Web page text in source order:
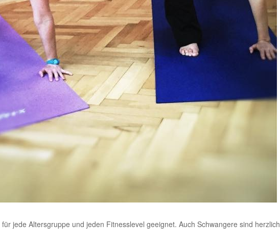
jede Altersgruppe und jeden Fitnesslevel geeignet. Auch Schwangere sind herzlich